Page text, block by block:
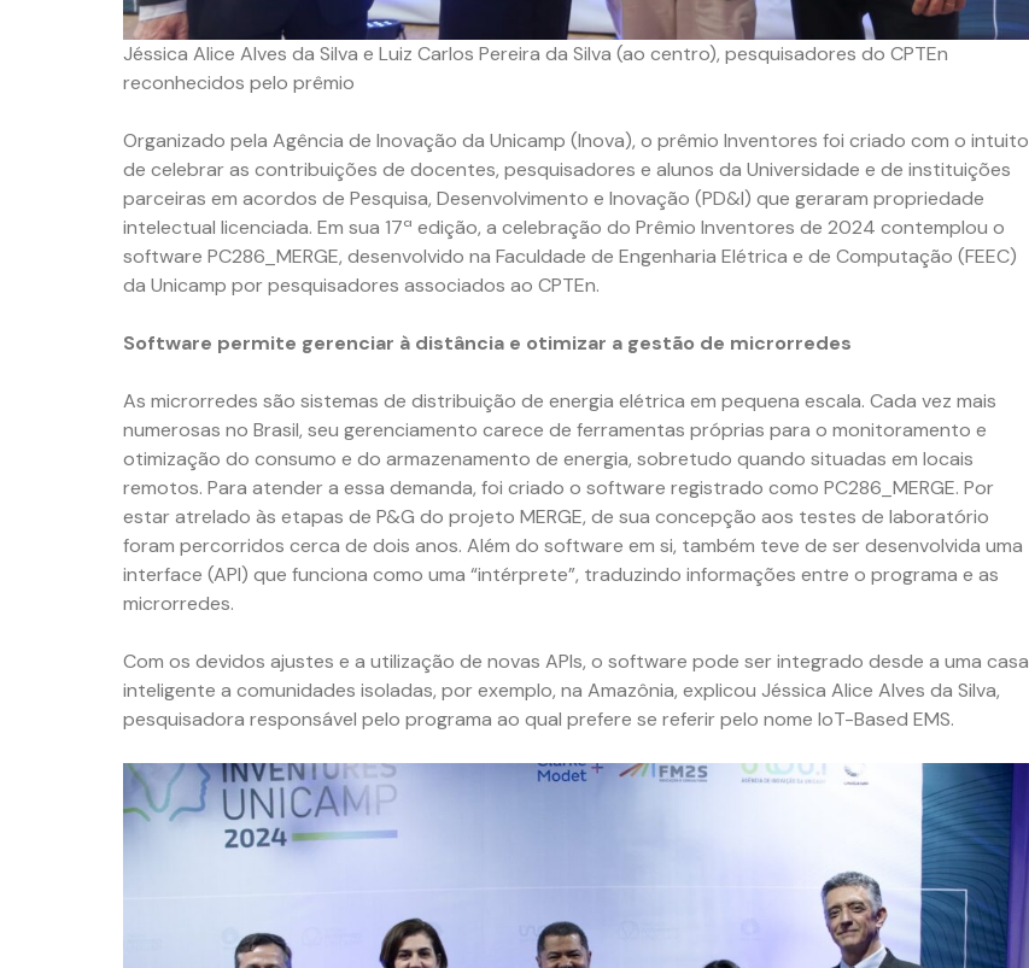
Jéssica Alice Alves da Silva e Luiz Carlos Pereira da Silva (ao centro), pesquisadores do CPTEn
reconhecidos pelo prêmio
Organizado pela Agência de Inovação da Unicamp (Inova), o prêmio Inventores foi criado com o intuito
de celebrar as contribuições de docentes, pesquisadores e alunos da Universidade e de instituições
parceiras em acordos de Pesquisa, Desenvolvimento e Inovação (PD&I) que geraram propriedade
intelectual licenciada. Em sua 17ª edição, a celebração do Prêmio Inventores de 2024 contemplou o
software PC286_MERGE, desenvolvido na Faculdade de Engenharia Elétrica e de Computação (FEEC)
da Unicamp por pesquisadores associados ao CPTEn.
Software permite gerenciar à distância e otimizar a gestão de microrredes
As microrredes são sistemas de distribuição de energia elétrica em pequena escala. Cada vez mais
numerosas no Brasil, seu gerenciamento carece de ferramentas próprias para o monitoramento e
otimização do consumo e do armazenamento de energia, sobretudo quando situadas em locais
remotos. Para atender a essa demanda, foi criado o software registrado como PC286_MERGE. Por
estar atrelado às etapas de P&G do projeto MERGE, de sua concepção aos testes de laboratório
foram percorridos cerca de dois anos. Além do software em si, também teve de ser desenvolvida uma
interface (API) que funciona como uma “intérprete”, traduzindo informações entre o programa e as
microrredes.
Com os devidos ajustes e a utilização de novas APIs, o software pode ser integrado desde a uma casa
inteligente a comunidades isoladas, por exemplo, na Amazônia, explicou Jéssica Alice Alves da Silva,
pesquisadora responsável pelo programa ao qual prefere se referir pelo nome IoT-Based EMS.